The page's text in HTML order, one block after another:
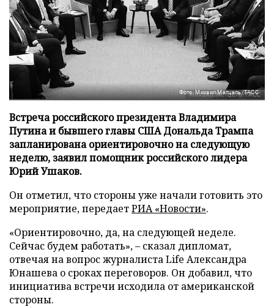
Фото: Михаил Метцель/ТАСС
Встреча российского президента Владимира
Путина и бывшего главы США Дональда Трампа
запланирована ориентировочно на следующую
неделю, заявил помощник российского лидера
Юрий Ушаков.
Он отметил, что стороны уже начали готовить это
мероприятие, передаетРИА «Новости».
«Ориентировочно, да, на следующей неделе.
Сейчас будем работать», – сказал дипломат,
отвечая на вопрос журналиста Life Александра
Юнашева о сроках переговоров. Он добавил, что
инициатива встречи исходила от американской
стороны.